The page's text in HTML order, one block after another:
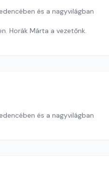
és a nagyvilágban
Horák Márta a vezetőnk.
és a nagyvilágban